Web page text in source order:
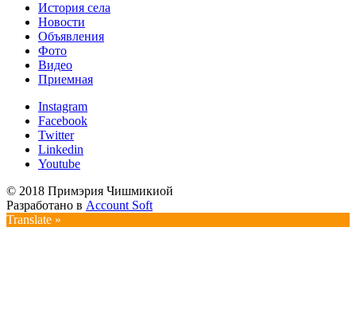
История села
Новости
Объявления
Фото
Видео
Приемная
Instagram
Facebook
Twitter
Linkedin
Youtube
© 2018 Примэрия Чишмикиой
Разработано в Account Soft
Translate »